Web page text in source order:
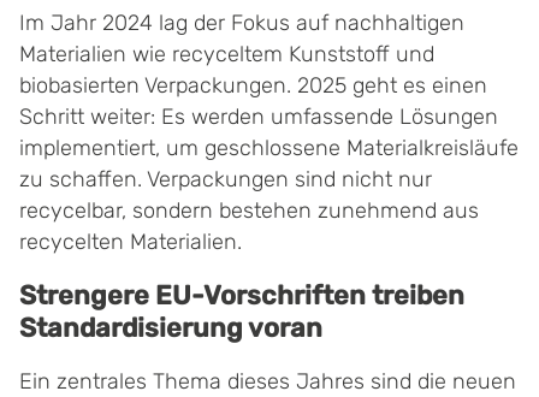
Im Jahr 2024 lag der Fokus auf nachhaltigen
Materialien wie recyceltem Kunststoff und
biobasierten Verpackungen. 2025 geht es einen
Schritt weiter: Es werden umfassende Lösungen
implementiert, um geschlossene Materialkreisläufe
zu schaffen. Verpackungen sind nicht nur
recycelbar, sondern bestehen zunehmend aus
recycelten Materialien.
Strengere EU-Vorschriften treiben
Standardisierung voran
Ein zentrales Thema dieses Jahres sind die neuen